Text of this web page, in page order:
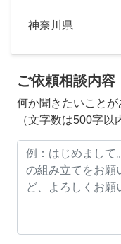
神奈川県
ご依頼相談内容
何か聞きたいこと
（文字数は500字以